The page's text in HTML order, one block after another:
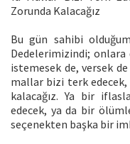
Zorunda Kalacağız
Bu gün sahibi
Dedelerimizindi; onlara
istemesek de, versek
mallar bizi terk
kalacağız. Ya bir
edecek, ya da bir
seçenekten başka bir